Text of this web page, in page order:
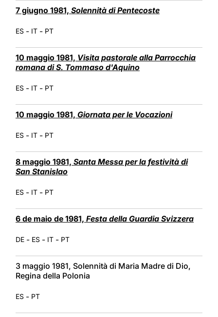
7 giugno 1981, Solennità di Pentecoste
ES - IT - PT
10 maggio 1981, Visita pastorale alla Parrocchia
romana di S. Tommaso d'Aquino
ES - IT - PT
10 maggio 1981, Giornata per le Vocazioni
ES - IT - PT
8 maggio 1981, Santa Messa per la festività di
San Stanislao
ES - IT - PT
6 de maio de 1981, Festa della Guardia Svizzera
DE - ES - IT - PT
3 maggio 1981, Solennità di Maria Madre di Dio,
Regina della Polonia
ES - PT